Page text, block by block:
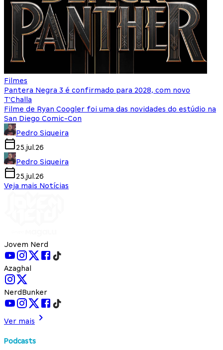
Filmes
Pantera Negra 3 é confirmado para 2028, com novo
T'Challa
Filme de Ryan Coogler foi uma das novidades do estúdio na
San Diego Comic-Con
Pedro Siqueira
25.jul.26
Pedro Siqueira
25.jul.26
Veja mais Notícias
Jovem Nerd
Azaghal
NerdBunker
Ver mais
Podcasts